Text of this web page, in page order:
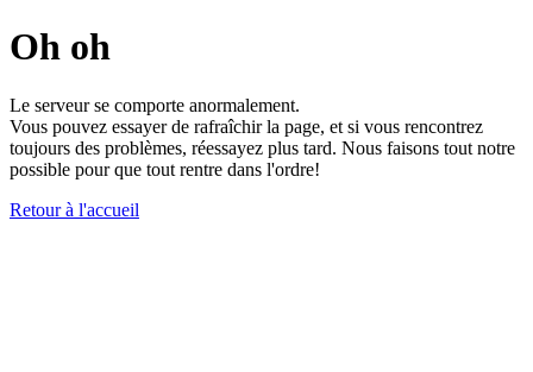
Oh oh
Le serveur se comporte anormalement.
Vous pouvez essayer de rafraîchir la page, et si vous rencontrez
toujours des problèmes, réessayez plus tard. Nous faisons tout notre
possible pour que tout rentre dans l'ordre!
Retour à l'accueil